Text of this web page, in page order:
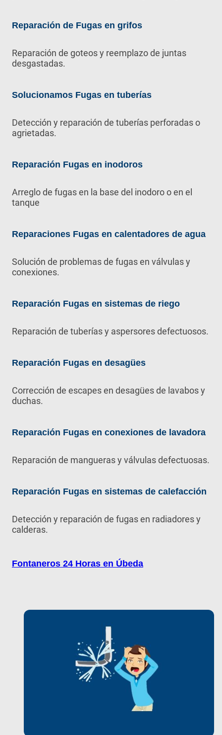
Reparación de Fugas en grifos
Reparación de goteos y reemplazo de juntas
desgastadas.
Solucionamos Fugas en tuberías
Detección y reparación de tuberías perforadas o
agrietadas.
Reparación Fugas en inodoros
Arreglo de fugas en la base del inodoro o en el
tanque
Reparaciones Fugas en calentadores de agua
Solución de problemas de fugas en válvulas y
conexiones.
Reparación Fugas en sistemas de riego
Reparación de tuberías y aspersores defectuosos.
Reparación Fugas en desagües
Corrección de escapes en desagües de lavabos y
duchas.
Reparación Fugas en conexiones de lavadora
Reparación de mangueras y válvulas defectuosas.
Reparación Fugas en sistemas de calefacción
Detección y reparación de fugas en radiadores y
calderas.
Fontaneros 24 Horas en Úbeda